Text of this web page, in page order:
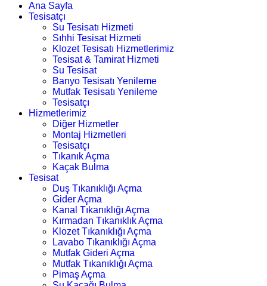
Ana Sayfa
Tesisatçı
Su Tesisatı Hizmeti
Sıhhi Tesisat Hizmeti
Klozet Tesisatı Hizmetlerimiz
Tesisat & Tamirat Hizmeti
Su Tesisat
Banyo Tesisatı Yenileme
Mutfak Tesisatı Yenileme
Tesisatçı
Hizmetlerimiz
Diğer Hizmetler
Montaj Hizmetleri
Tesisatçı
Tıkanık Açma
Kaçak Bulma
Tesisat
Duş Tıkanıklığı Açma
Gider Açma
Kanal Tıkanıklığı Açma
Kırmadan Tıkanıklık Açma
Klozet Tıkanıklığı Açma
Lavabo Tıkanıklığı Açma
Mutfak Gideri Açma
Mutfak Tıkanıklığı Açma
Pimaş Açma